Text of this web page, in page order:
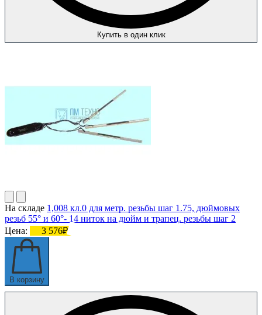
Купить в один клик
На складе 1,008 кл.0 для метр. резьбы шаг 1.75, дюймовых
резьб 55° и 60°- 14 ниток на дюйм и трапец. резьбы шаг 2
Цена:
3 576₽
В корзину